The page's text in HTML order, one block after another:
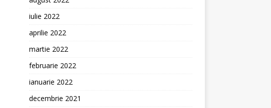
iulie 2022
aprilie 2022
martie 2022
februarie 2022
ianuarie 2022
decembrie 2021